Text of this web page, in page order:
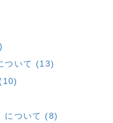
ついて (13)
について (8)